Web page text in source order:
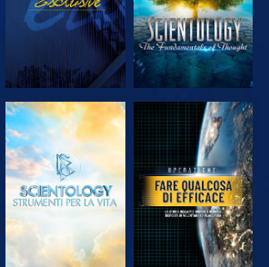
ESPLORA LE
SERIE
GUARDA